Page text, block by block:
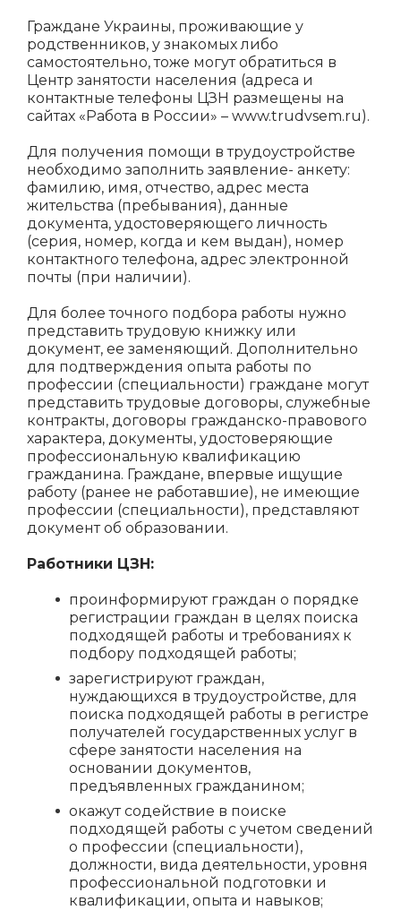
Граждане Украины, проживающие у
родственников, у знакомых либо
самостоятельно, тоже могут обратиться в
Центр занятости населения (адреса и
контактные телефоны ЦЗН размещены на
сайтах «Работа в России» – www.trudvsem.ru).
Для получения помощи в трудоустройстве
необходимо заполнить заявление- анкету:
фамилию, имя, отчество, адрес места
жительства (пребывания), данные
документа, удостоверяющего личность
(серия, номер, когда и кем выдан), номер
контактного телефона, адрес электронной
почты (при наличии).
Для более точного подбора работы нужно
представить трудовую книжку или
документ, ее заменяющий. Дополнительно
для подтверждения опыта работы по
профессии (специальности) граждане могут
представить трудовые договоры, служебные
контракты, договоры гражданско-правового
характера, документы, удостоверяющие
профессиональную квалификацию
гражданина. Граждане, впервые ищущие
работу (ранее не работавшие), не имеющие
профессии (специальности), представляют
документ об образовании.
Работники ЦЗН:
проинформируют граждан о порядке
регистрации граждан в целях поиска
подходящей работы и требованиях к
подбору подходящей работы;
зарегистрируют граждан,
нуждающихся в трудоустройстве, для
поиска подходящей работы в регистре
получателей государственных услуг в
сфере занятости населения на
основании документов,
предъявленных гражданином;
окажут содействие в поиске
подходящей работы с учетом сведений
о профессии (специальности),
должности, вида деятельности, уровня
профессиональной подготовки и
квалификации, опыта и навыков;